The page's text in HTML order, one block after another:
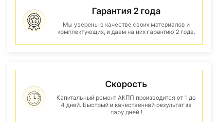
Гарантия 2 года
Мы уверены в качестве своих материалов и
комплектующих, и даем на них гарантию 2 года.
Скорость
Капитальный ремонт АКПП производится от 1 до
4 дней. Быстрый и качественнвй результат за
пару дней !